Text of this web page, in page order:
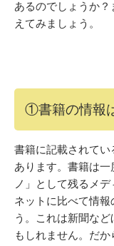
あるのでしょうか
えてみましょう。
①書籍の情報
書籍に記載されて
あります。書籍は
ノ」として残るメ
ネットに比べて情報
う。これは新聞な
もしれません。だ